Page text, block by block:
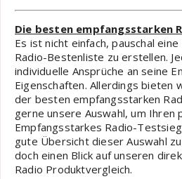
Die besten empfangsstarken
Es ist nicht einfach, pauschal
Radio-Bestenliste zu erstellen.
individuelle Ansprüche an seine
Eigenschaften. Allerdings bieten
der besten empfangsstarken
gerne unsere Auswahl, um Ihren
Empfangsstarkes Radio-
gute Übersicht dieser Auswahl
doch einen Blick auf unseren
Radio Produktvergleich.